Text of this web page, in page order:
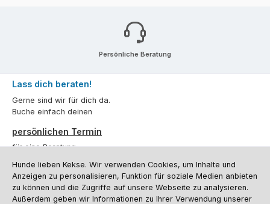
Persönliche Beratung
Lass dich beraten!
Gerne sind wir für dich da.
Buche einfach deinen
persönlichen Termin
für eine Beratung.
Oder über unserKontaktformular.
Vertrag widerrufen
Hunde lieben Kekse. Wir verwenden Cookies, um Inhalte und
Anzeigen zu personalisieren, Funktion für soziale Medien anbieten
zu können und die Zugriffe auf unsere Webseite zu analysieren.
Außerdem geben wir Informationen zu Ihrer Verwendung unserer